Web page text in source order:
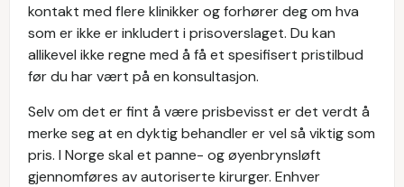
kontakt med flere klinikker og forhører deg om hva
som er ikke er inkludert i prisoverslaget. Du kan
allikevel ikke regne med å få et spesifisert pristilbud
før du har vært på en konsultasjon.
Selv om det er fint å være prisbevisst er det verdt å
merke seg at en dyktig behandler er vel så viktig som
pris. I Norge skal et panne- og øyenbrynsløft
gjennomføres av autoriserte kirurger. Enhver